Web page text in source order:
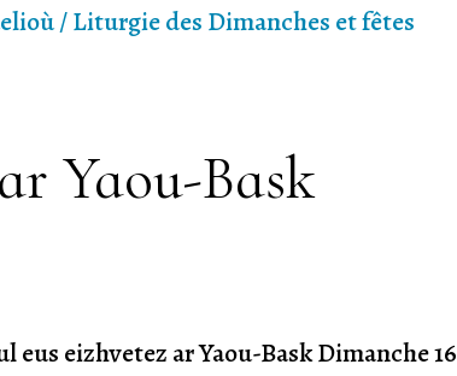
/ Liturgie des Dimanches et fêtes
Yaou-Bask
eus eizhvetez ar Yaou-Bask Dimanche 16